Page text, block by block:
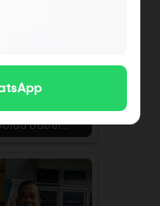
BPI KPNPA RI
Babel…